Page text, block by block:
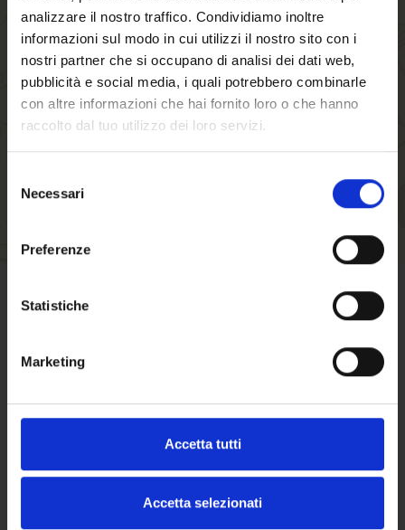
analizzare il nostro traffico. Condividiamo inoltre
informazioni sul modo in cui utilizzi il nostro sito con i
nostri partner che si occupano di analisi dei dati web,
pubblicità e social media, i quali potrebbero combinarle
con altre informazioni che hai fornito loro o che hanno
raccolto dal tuo utilizzo dei loro servizi.
delNecessari
Preferenze
Statistiche
Marketing
Accetta tutti
Accetta selezionati
website. Are you of
legal drinking age?
By creating an account with our store, you will
be able to move through the checkout process
faster, store multiple shipping addresses, view
and track your orders in your account and more.
Click hereto find out terms and conditions
DO YOU NEED ANY HELP?